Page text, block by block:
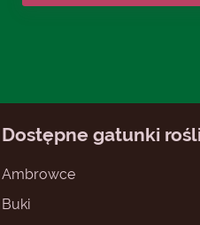
Dostępne gatunki
Ambrowce
Buki